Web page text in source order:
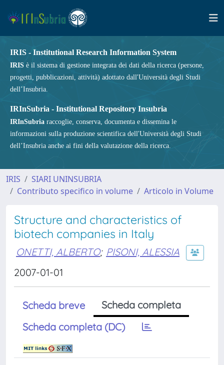
IRIS - Institutional Research Information System
IRIS è il sistema di gestione integrata dei dati della ricerca (persone,
progetti, pubblicazioni, attività) adottato dall'Università degli Studi
dell’Insubria.
IRInSubria - Institutional Repository Insubria
IRInSubria raccoglie, conserva, documenta e dissemina le
informazioni sulla produzione scientifica dell'Università degli Studi
dell’Insubria anche ai fini della valutazione della ricerca.
IRIS
SIARI UNINSUBRIA
Contributo specifico in volume
Articolo in Volume
Structure and characteristics of
biotech companies in Italy
ONETTI, ALBERTO; PISONI, ALESSIA
2007-01-01
Scheda breve
Scheda completa
Scheda completa (DC)